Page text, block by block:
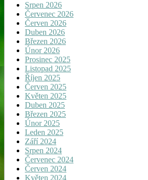
Srpen 2026
Červenec 2026
Červen 2026
Duben 2026
Březen 2026
Únor 2026
Prosinec 2025
Listopad 2025
Říjen 2025
Červen 2025
Květen 2025
Duben 2025
Březen 2025
Únor 2025
Leden 2025
Září 2024
Srpen 2024
Červenec 2024
Červen 2024
Květen 2024